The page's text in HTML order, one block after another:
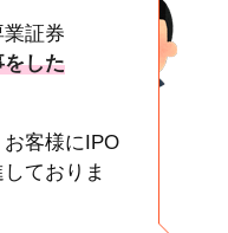
証券
した
客様にIPO
ておりま